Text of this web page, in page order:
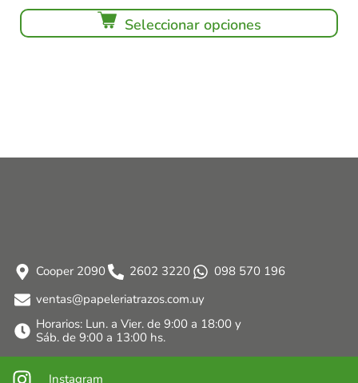
Seleccionar opciones
Cooper 2090 2602 3220
098 570 196
ventas@papeleriatrazos.com.uy
Horarios: Lun. a Vier. de 9:00 a 18:00 y
Sáb. de 9:00 a 13:00 hs.
Instagram